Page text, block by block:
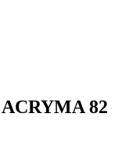
82